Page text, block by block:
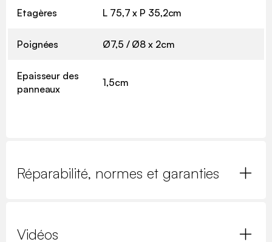
Etagères L 75,7 x P 35,2cm
Poignées Ø7,5 / Ø8 x 2cm
Epaisseur des
panneaux
1,5cm
Réparabilité, normes et garanties
Vidéos